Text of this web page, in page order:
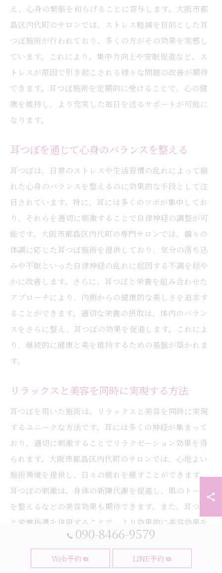
え、心身の緊張を和らげることに寄与します。大阪市都
島区内代町のサロンでは、ストレス軽減を目的とした耳
つぼ施術が行われており、多くの方がその効果を実感し
ています。これにより、集中力向上や安眠促進など、ス
トレスが原因で引き起こされる様々な問題の改善が期待
できます。耳つぼ施術を定期的に受けることで、心の健
康を維持し、より充実した毎日を送るサポートが可能に
なります。
耳つぼを通じて心身のバランスを整える
耳つぼは、日常のストレスや生活習慣の乱れによって崩
れた心身のバランスを整えるのに効果的な手段として注
目されています。特に、耳には多くのツボが集中してお
り、それらを適切に刺激することで自律神経の調整が可
能です。大阪市都島区内代町の専門サロンでは、個々の
体調に応じた耳つぼ施術を提供しており、気分の落ち込
みや不眠といった自律神経の乱れに起因する不調を穏や
かに改善します。さらに、耳つぼと栄養を組み合わせた
アプローチにより、内側からの健康的な美しさを追求す
ることができます。適切な栄養の摂取は、体内のバラン
スをさらに整え、耳つぼの効果を促進します。これによ
り、継続的に健康と美を維持するための基盤が築かれま
す。
リラックスと美容を同時に実現する方法
耳つぼを用いた施術は、リラックスと美容を同時に実現
するユニークな方法です。耳には多くの神経が集まって
おり、適切に刺激することでリラクゼーション効果を得
られます。大阪市都島区内代町のサロンでは、心地よい
施術環境を提供し、日々の疲れを癒すことができます。
耳つぼの刺激は、身体の新陳代謝を促進し、肌のトーン
を整えるなどの美容効果も期待できます。また、耳つぼ
と栄養指導を併用することで、より効果的に美容効果を
引き出すことが可能です。例えば、ビタミンやミネラル
の適切な摂取は、耳つぼの効果を最大限に高め、内側か
ら輝く美しさをサポートします。これにより、ストレス
090-8466-9579
Web予約 LINE予約